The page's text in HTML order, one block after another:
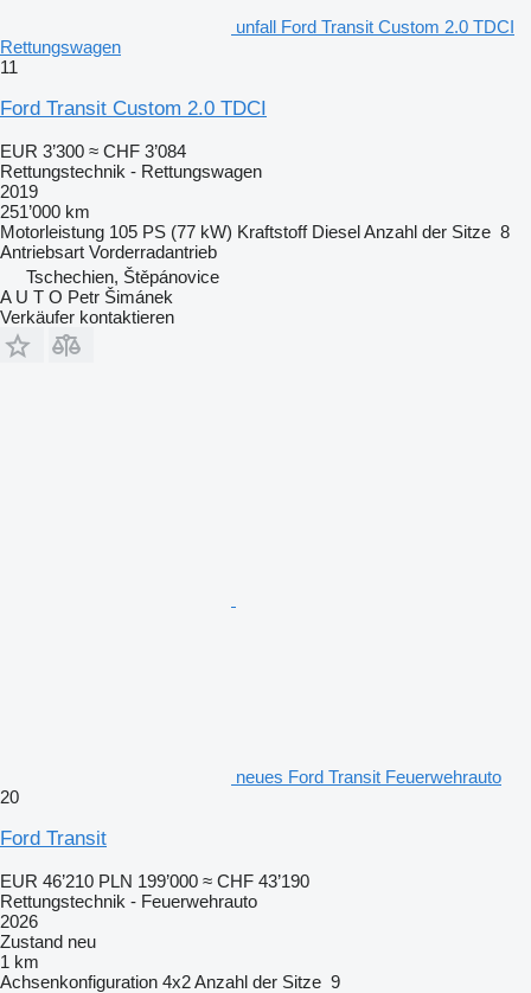
unfall Ford Transit Custom 2.0 TDCI
Rettungswagen
11
Ford Transit Custom 2.0 TDCI
EUR 3’300 ≈ CHF 3’084
Rettungstechnik - Rettungswagen
2019
251’000 km
Motorleistung 105 PS (77 kW) Kraftstoff DieselAnzahl der Sitze 8
Antriebsart Vorderradantrieb
Tschechien, Štěpánovice
A U T O Petr Šimánek
Verkäufer kontaktieren
neues Ford Transit Feuerwehrauto
20
Ford Transit
EUR 46’210 PLN 199’000 ≈ CHF 43’190
Rettungstechnik - Feuerwehrauto
2026
Zustand neu
1 km
Achsenkonfiguration 4x2Anzahl der Sitze 9